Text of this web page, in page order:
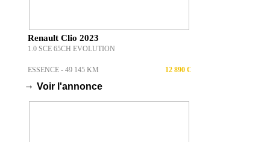
Renault Clio 2023
1.0 SCE 65CH EVOLUTION
ESSENCE - 49 145 KM 12 890 €
→ Voir l'annonce